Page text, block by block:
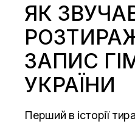
ЯК
ЗАПИС
УКРАЇНИ
Перший в історії